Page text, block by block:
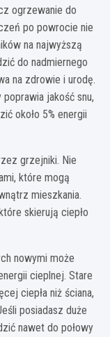
ogrzewanie do
po powrocie nie
na najwyższą
do nadmiernego
na zdrowie i urodę.
jakość snu,
około 5% energii
grzejniki. Nie
które mogą
mieszkania.
skierują ciepło
nowymi może
cieplnej. Stare
ciepła niż ściana,
posiadasz duże
nawet do połowy